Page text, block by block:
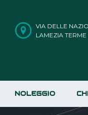
VIA DELLE
LAMEZIA TERME
NOLEGGIO